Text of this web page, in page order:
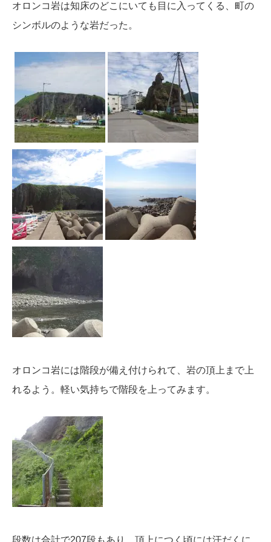
オロンコ岩は知床のどこにいても目に入ってくる、町の
シンボルのような岩だった。
オロンコ岩には階段が備え付けられて、岩の頂上まで上
れるよう。軽い気持ちで階段を上ってみます。